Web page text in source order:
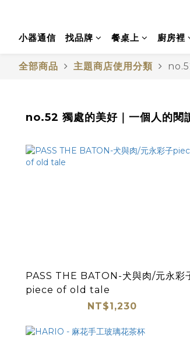
小器通信 找品牌 餐桌上 廚房裡
全部商品 主題商店使用分類
no.52 獨處的美好｜一個人的閱
PASS THE BATON-犬與肉/元永彩
piece of old tale
NT$1,230